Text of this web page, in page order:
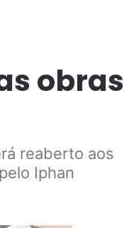
obras
reaberto aos
Iphan